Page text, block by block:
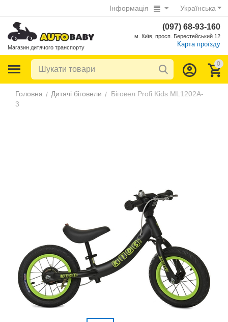
Українська
Інформація
Магазин дитячого транспорту
(097) 68-93-160
м. Київ, просп. Берестейський 12
Карта проїзду
0
Головна / Дитячі біговели / Біговел Profi Kids ML1202A-
3